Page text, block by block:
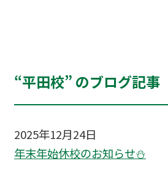
“平田校” のブログ記事
2025年12月24日
年末年始休校のお知らせ⛄